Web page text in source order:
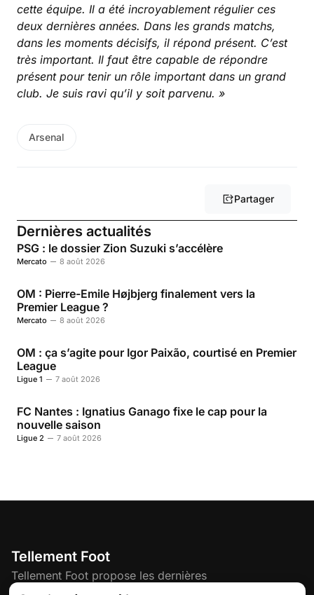
cette équipe. Il a été incroyablement régulier ces
deux dernières années. Dans les grands matchs,
dans les moments décisifs, il répond présent. C’est
très important. Il faut être capable de répondre
présent pour tenir un rôle important dans un grand
club. Je suis ravi qu’il y soit parvenu. »
Arsenal
Partager
Dernières actualités
PSG : le dossier Zion Suzuki s’accélère
Mercato 8 août 2026
OM : Pierre-Emile Højbjerg finalement vers la
Premier League ?
Mercato 8 août 2026
OM : ça s’agite pour Igor Paixão, courtisé en Premier
League
Ligue 1 7 août 2026
FC Nantes : Ignatius Ganago fixe le cap pour la
nouvelle saison
Ligue 2 7 août 2026
Tellement Foot
Tellement Foot propose les dernières